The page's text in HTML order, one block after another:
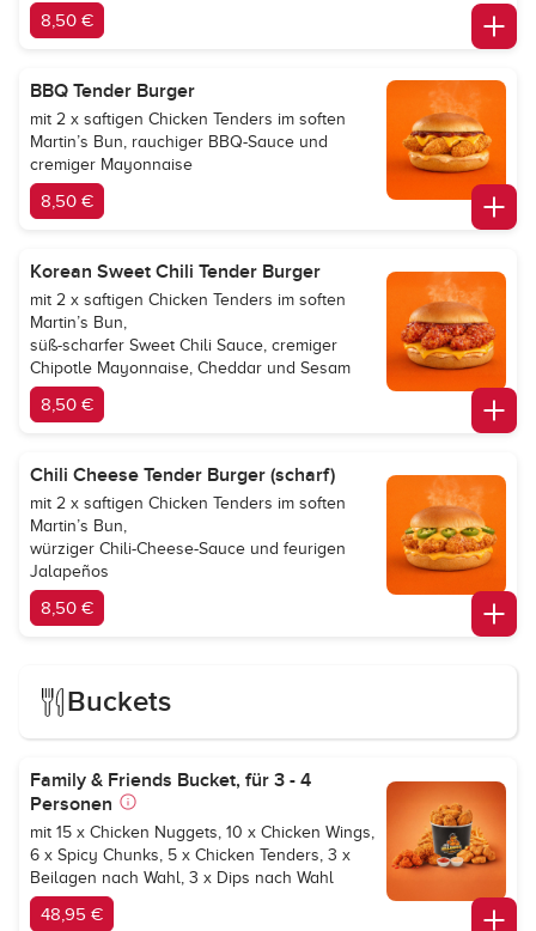
8,50 €
BBQ Tender Burger
mit 2 x saftigen Chicken Tenders im soften
Martin’s Bun, rauchiger BBQ-Sauce und
cremiger Mayonnaise
8,50 €
Korean Sweet Chili Tender Burger
mit 2 x saftigen Chicken Tenders im soften
Martin’s Bun,
süß-scharfer Sweet Chili Sauce, cremiger
Chipotle Mayonnaise, Cheddar und Sesam
8,50 €
Chili Cheese Tender Burger (scharf)
mit 2 x saftigen Chicken Tenders im soften
Martin’s Bun,
würziger Chili-Cheese-Sauce und feurigen
Jalapeños
8,50 €
Buckets
Family & Friends Bucket, für 3 - 4
Personen
mit 15 x Chicken Nuggets, 10 x Chicken Wings,
6 x Spicy Chunks, 5 x Chicken Tenders, 3 x
Beilagen nach Wahl, 3 x Dips nach Wahl
48,95 €